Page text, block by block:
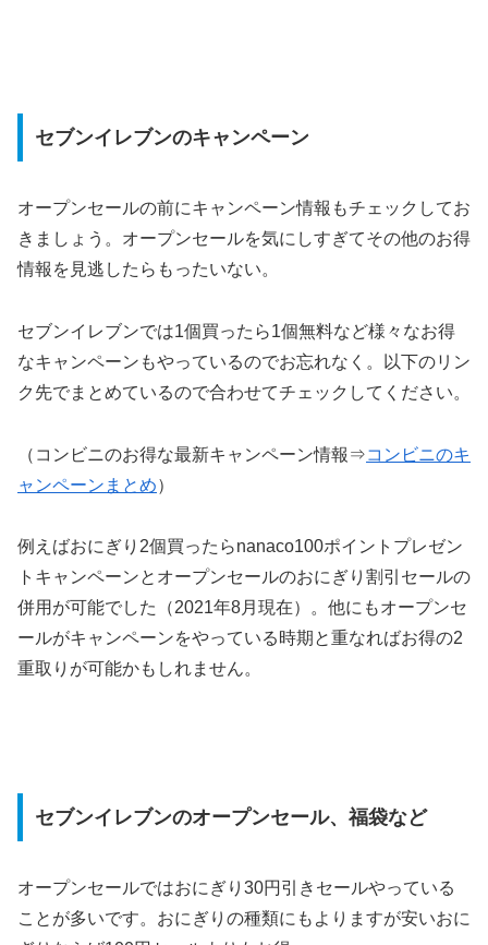
セブンイレブンのキャンペーン
オープンセールの前にキャンペーン情報もチェックしてお
きましょう。オープンセールを気にしすぎてその他のお得
情報を見逃したらもったいない。
セブンイレブンでは1個買ったら1個無料など様々なお得
なキャンペーンもやっているのでお忘れなく。以下のリン
ク先でまとめているので合わせてチェックしてください。
（コンビニのお得な最新キャンペーン情報⇒コンビニのキ
ャンペーンまとめ）
例えばおにぎり2個買ったらnanaco100ポイントプレゼン
トキャンペーンとオープンセールのおにぎり割引セールの
併用が可能でした（2021年8月現在）。他にもオープンセ
ールがキャンペーンをやっている時期と重なればお得の2
重取りが可能かもしれません。
セブンイレブンのオープンセール、福袋など
オープンセールではおにぎり30円引きセールやっている
ことが多いです。おにぎりの種類にもよりますが安いおに